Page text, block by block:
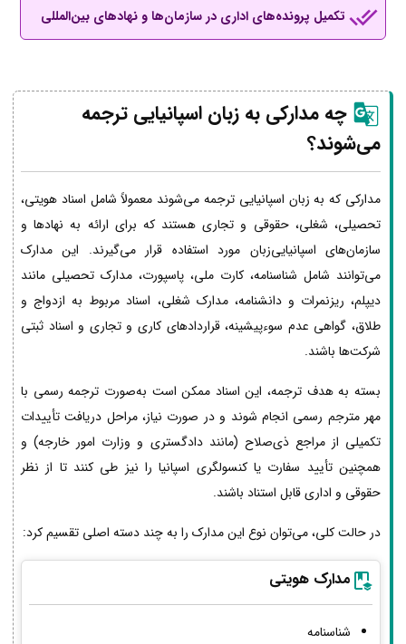
تکمیل پرونده‌های اداری در سازمان‌ها و نهادهای بین‌المللی
چه مدارکی به زبان اسپانیایی ترجمه
می‌شوند؟
مدارکی که به زبان اسپانیایی ترجمه می‌شوند معمولاً شامل اسناد هویتی،
تحصیلی، شغلی، حقوقی و تجاری هستند که برای ارائه به نهادها و
سازمان‌های اسپانیایی‌زبان مورد استفاده قرار می‌گیرند. این مدارک
می‌توانند شامل شناسنامه، کارت ملی، پاسپورت، مدارک تحصیلی مانند
دیپلم، ریزنمرات و دانشنامه، مدارک شغلی، اسناد مربوط به ازدواج و
طلاق، گواهی عدم سوءپیشینه، قراردادهای کاری و تجاری و اسناد ثبتی
شرکت‌ها باشند.
بسته به هدف ترجمه، این اسناد ممکن است به‌صورت ترجمه رسمی با
مهر مترجم رسمی انجام شوند و در صورت نیاز، مراحل دریافت تأییدات
تکمیلی از مراجع ذی‌صلاح (مانند دادگستری و وزارت امور خارجه) و
همچنین تأیید سفارت یا کنسولگری اسپانیا را نیز طی کنند تا از نظر
حقوقی و اداری قابل استناد باشند.
در حالت کلی، می‌توان نوع این مدارک را به چند دسته اصلی تقسیم کرد:
مدارک هویتی
شناسنامه